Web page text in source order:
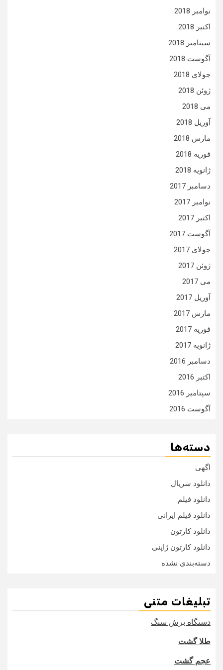
نوامبر 2018
اکتبر 2018
سپتامبر 2018
آگوست 2018
جولای 2018
ژوئن 2018
می 2018
آوریل 2018
مارس 2018
فوریه 2018
ژانویه 2018
دسامبر 2017
نوامبر 2017
اکتبر 2017
آگوست 2017
جولای 2017
ژوئن 2017
می 2017
آوریل 2017
مارس 2017
فوریه 2017
ژانویه 2017
دسامبر 2016
اکتبر 2016
سپتامبر 2016
آگوست 2016
دسته‌ها
اگهی
دانلود سریال
دانلود فیلم
دانلود فیلم ایرانی
دانلود کارتون
دانلود کارتون ژاپنی
دسته‌بندی نشده
تبلیغات متنی
دستگاه برش سنگ
طلا گشت
عجم گشت